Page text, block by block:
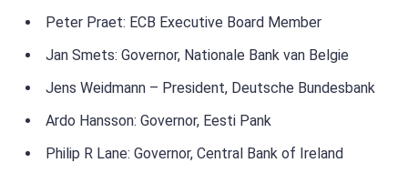
Peter Praet: ECB Executive Board Member
Jan Smets: Governor, Nationale Bank van Belgie
Jens Weidmann – President, Deutsche Bundesbank
Ardo Hansson: Governor, Eesti Pank
Philip R Lane: Governor, Central Bank of Ireland